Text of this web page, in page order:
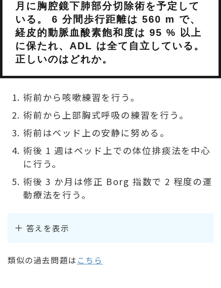
月に胸腔鏡下肺部分切除術を予定して
いる。 6 分間歩行距離は 560 m で、
経皮的動脈血酸素飽和度は 95 % 以上
に保たれ、ADL は全て自立している。
正しいのはどれか。
術前から咳嗽練習を行う。
術前から上部胸式呼吸の練習を行う。
術前はベッド上の安静に努める。
術後 1 週はベッド上での体位排痰法を中心
に行う。
術後 3 か月は修正 Borg 指数で 2 程度の運
動療法を行う。
答えを表示
類似の過去問題は こちら